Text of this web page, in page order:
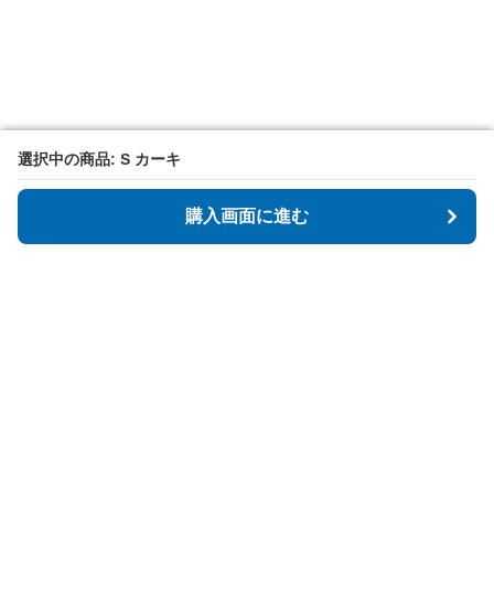
選択中の商品: S カーキ
購入画面に進む
選択中の商品: S カーキ
購入画面に進む